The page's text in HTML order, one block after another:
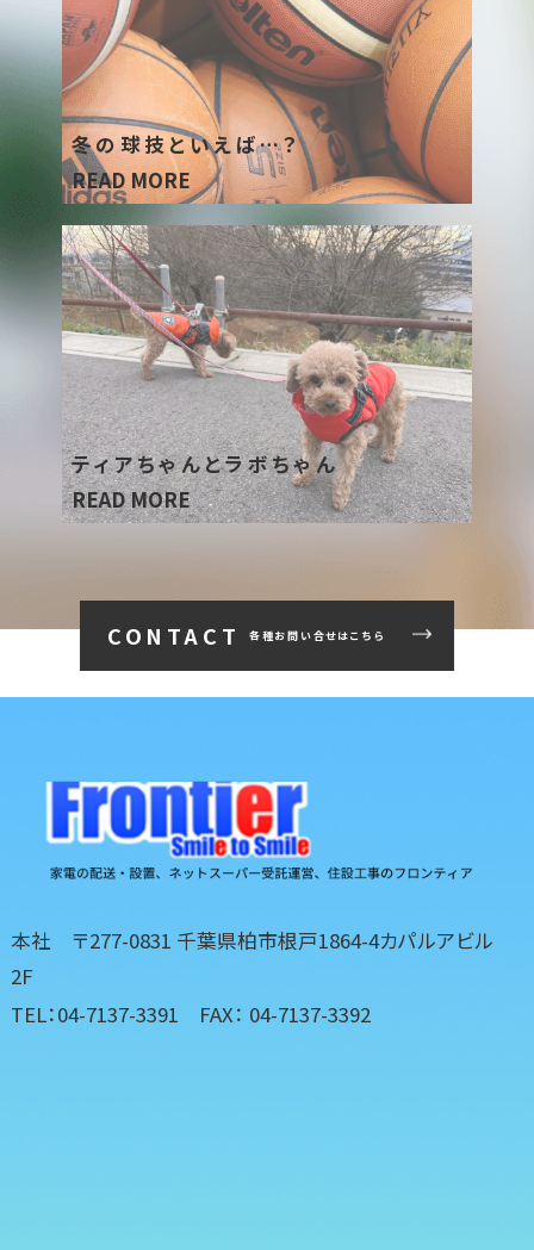
冬の球技といえば…？
READ MORE
ティアちゃんとラボちゃん
READ MORE
CONTACT 各種お問い合せはこちら
本社 〒277-0831 千葉県柏市根戸1864-4カパルアビル
2F
TEL：04-7137-3391 FAX： 04-7137-3392